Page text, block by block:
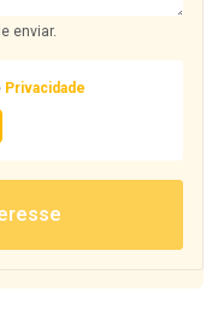
enviar.
Privacidade